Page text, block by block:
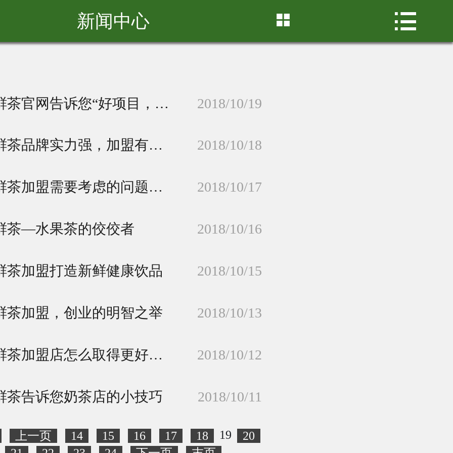
首页
新闻中心  
苏阁鲜茶官网告诉您“好项目，不难找” 2018/10/19
苏阁鲜茶品牌实力强，加盟有保障 2018/10/18
苏阁鲜茶加盟需要考虑的问题有什么？ 2018/10/17
茶—水果茶的佼佼者 2018/10/16
茶加盟打造新鲜健康饮品 2018/10/15
茶加盟，创业的明智之举 2018/10/13
苏阁鲜茶加盟店怎么取得更好的利润 2018/10/12
茶告诉您奶茶店的小技巧 2018/10/11
上一页 14 15 16 17 18 19
20